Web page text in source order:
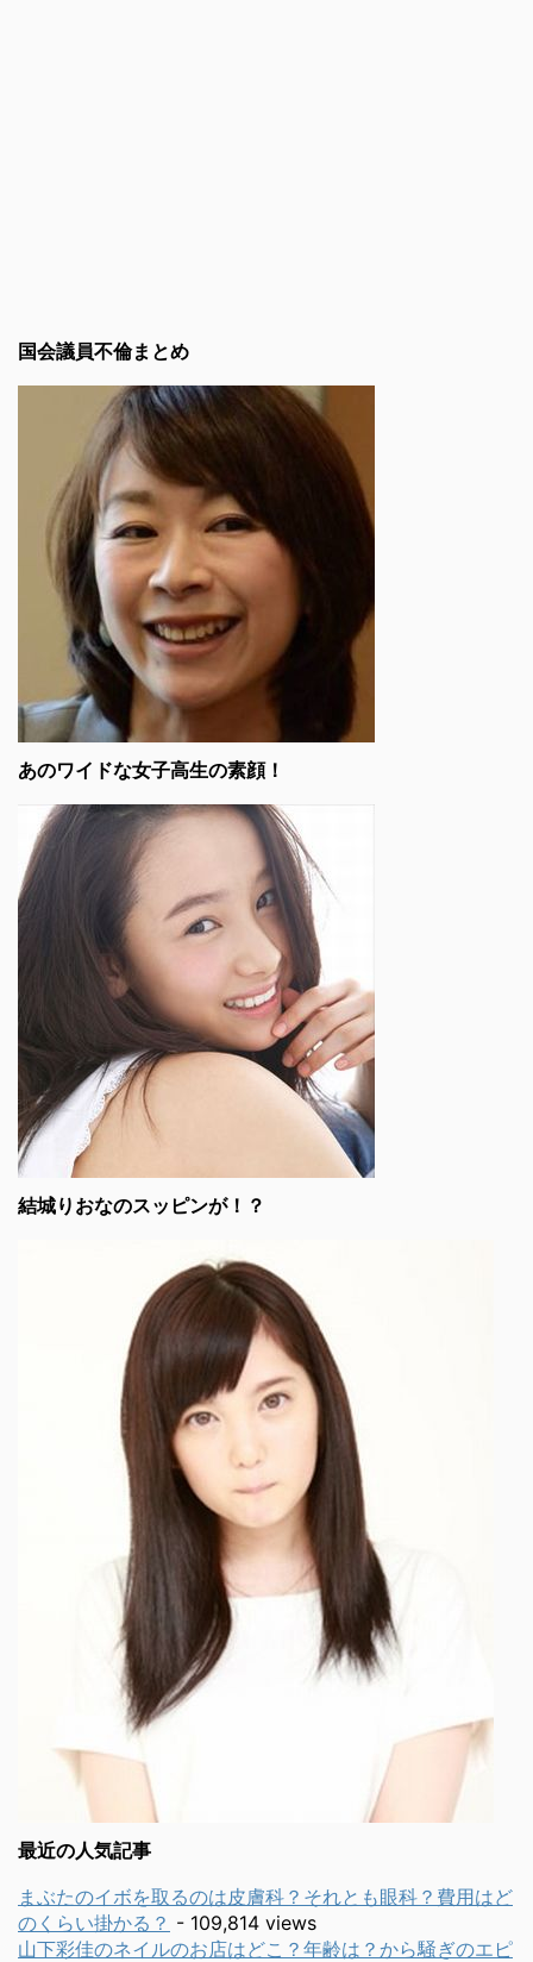
国会議員不倫まとめ
あのワイドな女子高生の素顔！
結城りおなのスッピンが！？
最近の人気記事
まぶたのイボを取るのは皮膚科？それとも眼科？費用はど
のくらい掛かる？ - 109,814 views
山下彩佳のネイルのお店はどこ？年齢は？から騒ぎのエピ